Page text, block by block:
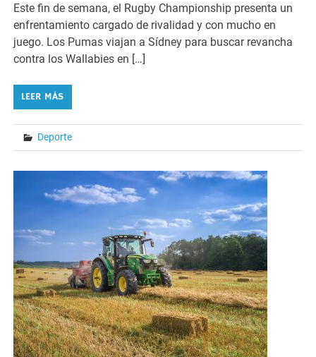
Este fin de semana, el Rugby Championship presenta un
enfrentamiento cargado de rivalidad y con mucho en
juego. Los Pumas viajan a Sídney para buscar revancha
contra los Wallabies en […]
LEER MÁS
Deporte